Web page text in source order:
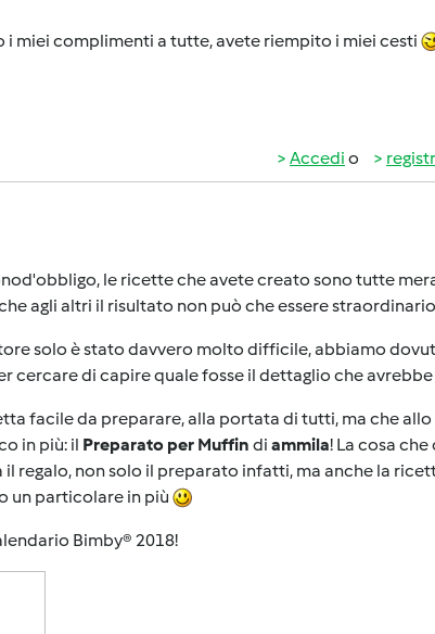
i miei complimenti a tutte, avete riempito i miei cesti
Accedi o
le ricette che avete creato sono tutte
agli altri il risultato non può che essere
solo è stato davvero molto difficile, abbiamo
cercare di capire quale fosse il dettaglio che
facile da preparare, alla portata di tutti, ma che
in più: il Preparato per Muffin di ammila! La cosa
regalo, non solo il preparato infatti, ma anche la
un particolare in più
Bimby® 2018!